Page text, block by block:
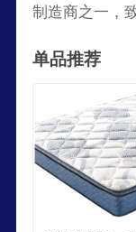
制造商之一，
验室。
单品推荐